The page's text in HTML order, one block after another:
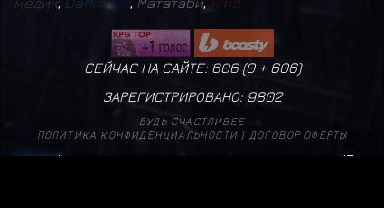
СЕЙЧАС НА САЙТЕ: 606 (0+ 606)
ЗАРЕГИСТРИРОВАНО: 9802
БУДЬ СЧАСТЛИВЕЕ
ПОЛИТИКА КОНФИДЕНЦИАЛЬНОСТИ| ДОГОВОР ОФЕРТЫ
mistral 17